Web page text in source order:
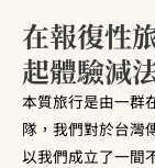
在報復性
起體驗減
本質旅行是由一群
隊，我們對於台灣
以我們成立了一間